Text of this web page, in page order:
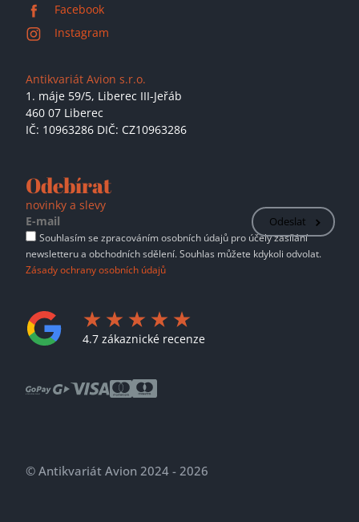
Facebook
Instagram
Antikvariát Avion s.r.o.
1. máje 59/5, Liberec III-Jeřáb
460 07 Liberec
IČ: 10963286 DIČ: CZ10963286
Odebírat
novinky a slevy
Odeslat
Souhlasím se zpracováním osobních údajů pro účely zasílání
newsletteru a obchodních sdělení. Souhlas můžete kdykoli odvolat.
Zásady ochrany osobních údajů
4.7 zákaznické recenze
© Antikvariát Avion 2024 - 2026